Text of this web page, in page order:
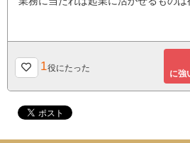
1役にたった
に強